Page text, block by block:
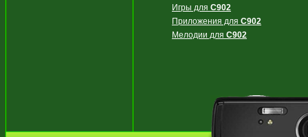
Игры для C902
Приложения для C902
Мелодии для C902